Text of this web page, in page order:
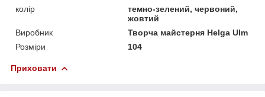
колір
темно-зелений, червоний,
жовтий
Виробник
Творча майстерня Helga Ulm
Розміри
104
Приховати